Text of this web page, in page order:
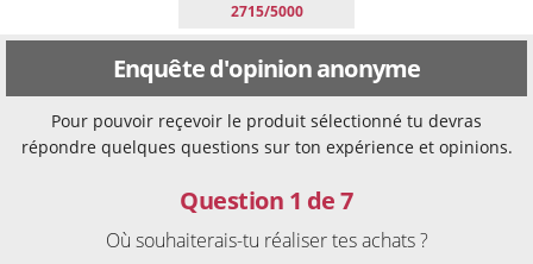
2715/5000
Enquête d'opinion anonyme
Pour pouvoir reçevoir le produit sélectionné tu devras
répondre quelques questions sur ton expérience et opinions.
Question 1 de 7
Où souhaiterais-tu réaliser tes achats ?